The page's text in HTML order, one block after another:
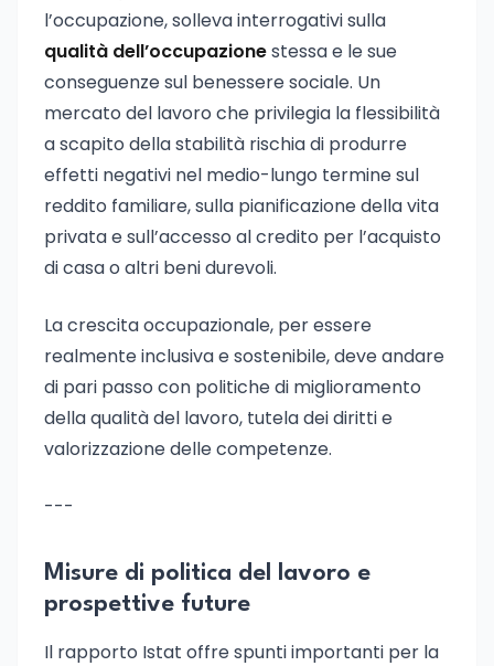
l’occupazione, solleva interrogativi sulla
qualità dell’occupazionestessa e le sue
conseguenze sul benessere sociale. Un
mercato del lavoro che privilegia la flessibilità
a scapito della stabilità rischia di produrre
effetti negativi nel medio-lungo termine sul
reddito familiare, sulla pianificazione della vita
privata e sull’accesso al credito per l’acquisto
di casa o altri beni durevoli.
La crescita occupazionale, per essere
realmente inclusiva e sostenibile, deve andare
di pari passo con politiche di miglioramento
della qualità del lavoro, tutela dei diritti e
valorizzazione delle competenze.
---
Misure di politica del lavoro e
prospettive future
Il rapporto Istat offre spunti importanti per la